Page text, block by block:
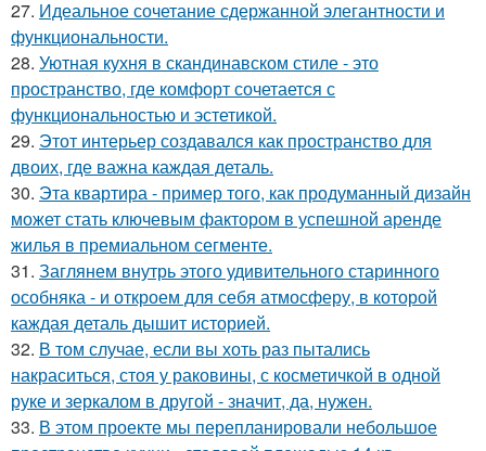
27. Идеальное сочетание сдержанной элегантности и
функциональности.
28. Уютная кухня в скандинавском стиле - это
пространство, где комфорт сочетается с
функциональностью и эстетикой.
29. Этот интерьер создавался как пространство для
двоих, где важна каждая деталь.
30. Эта квартира - пример того, как продуманный дизайн
может стать ключевым фактором в успешной аренде
жилья в премиальном сегменте.
31. Заглянем внутрь этого удивительного старинного
особняка - и откроем для себя атмосферу, в которой
каждая деталь дышит историей.
32. В том случае, если вы хоть раз пытались
накраситься, стоя у раковины, с косметичкой в одной
руке и зеркалом в другой - значит, да, нужен.
33. В этом проекте мы перепланировали небольшое